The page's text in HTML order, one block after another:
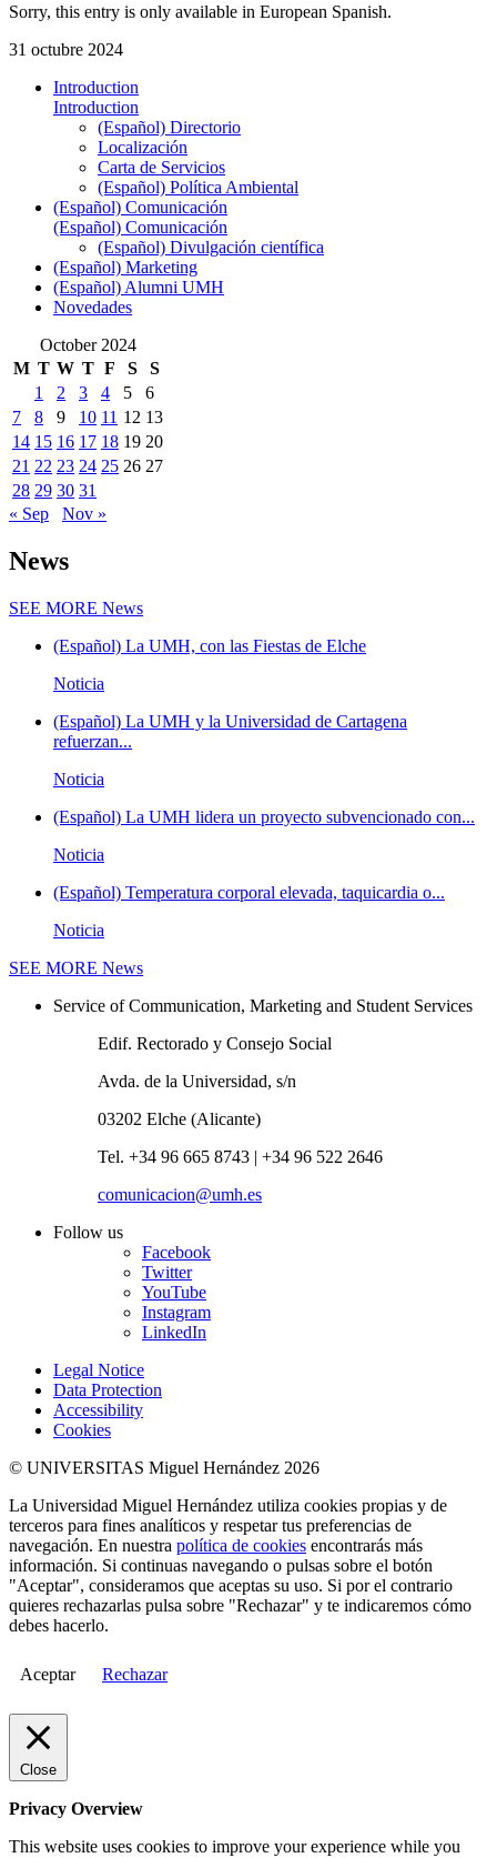
Sorry, this entry is only available in European Spanish.
31 octubre 2024
Introduction
Introduction
(Español) Directorio
Localización
Carta de Servicios
(Español) Política Ambiental
(Español) Comunicación
(Español) Comunicación
(Español) Divulgación científica
(Español) Marketing
(Español) Alumni UMH
Novedades
October 2024
M T W T F S
S
1
2 3 4 5
6
7
8 9 10 11 12 13
14 15 16 17 18 19 20
21 22 23 24 25 26 27
28 29 30 31
« Sep
Nov »
News
SEE MORE News
(Español) La UMH, con las Fiestas de Elche
Noticia
(Español) La UMH y la Universidad de Cartagena
refuerzan...
Noticia
(Español) La UMH lidera un proyecto subvencionado con...
Noticia
(Español) Temperatura corporal elevada, taquicardia o...
Noticia
SEE MORE News
Service of Communication, Marketing and Student Services
Edif. Rectorado y Consejo Social
Avda. de la Universidad, s/n
03202 Elche (Alicante)
Tel. +34 96 665 8743 | +34 96 522 2646
comunicacion@umh.es
Follow us
Facebook
Twitter
YouTube
Instagram
LinkedIn
Legal Notice
Data Protection
Accessibility
Cookies
© UNIVERSITAS Miguel Hernández 2026
La Universidad Miguel Hernández utiliza cookies propias y de
terceros para fines analíticos y respetar tus preferencias de
navegación. En nuestra política de cookies encontrarás más
información. Si continuas navegando o pulsas sobre el botón
"Aceptar", consideramos que aceptas su uso. Si por el contrario
quieres rechazarlas pulsa sobre "Rechazar" y te indicaremos cómo
debes hacerlo.
Aceptar Rechazar
Close
Privacy Overview
This website uses cookies to improve your experience while you